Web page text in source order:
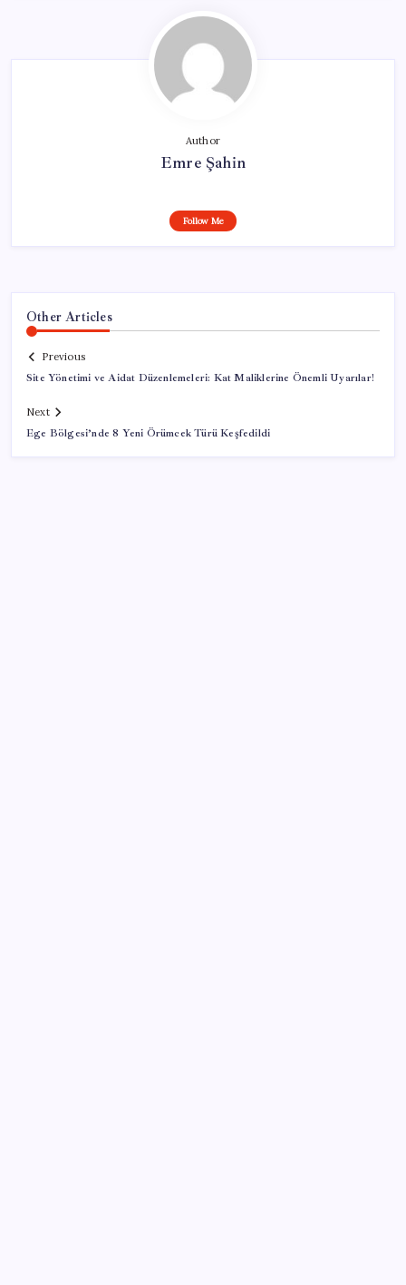
Author
Emre Şahin
Follow Me
Other Articles
Previous
Site Yönetimi ve Aidat Düzenlemeleri: Kat Maliklerine Önemli Uyarılar!
Next
Ege Bölgesi’nde 8 Yeni Örümcek Türü Keşfedildi